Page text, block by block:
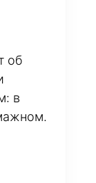
об
в